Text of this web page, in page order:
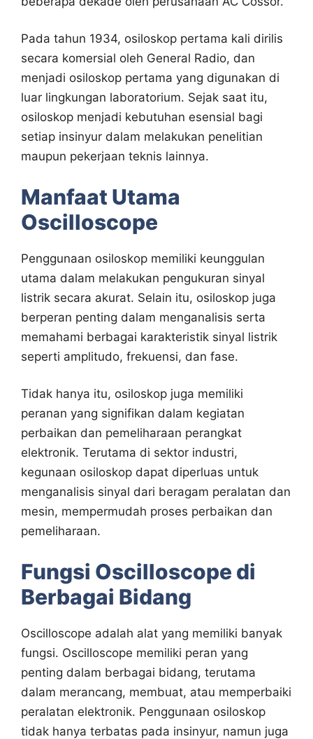
Pada tahun 1934, osiloskop pertama kali dirilis
secara komersial oleh General Radio, dan
menjadi osiloskop pertama yang digunakan di
luar lingkungan laboratorium. Sejak saat itu,
osiloskop menjadi kebutuhan esensial bagi
setiap insinyur dalam melakukan penelitian
maupun pekerjaan teknis lainnya.
Manfaat Utama
Oscilloscope
Penggunaan osiloskop memiliki keunggulan
utama dalam melakukan pengukuran sinyal
listrik secara akurat. Selain itu, osiloskop juga
berperan penting dalam menganalisis serta
memahami berbagai karakteristik sinyal listrik
seperti amplitudo, frekuensi, dan fase.
Tidak hanya itu, osiloskop juga memiliki
peranan yang signifikan dalam kegiatan
perbaikan dan pemeliharaan perangkat
elektronik. Terutama di sektor industri,
kegunaan osiloskop dapat diperluas untuk
menganalisis sinyal dari beragam peralatan dan
mesin, mempermudah proses perbaikan dan
pemeliharaan.
Fungsi Oscilloscope di
Berbagai Bidang
Oscilloscope adalah alat yang memiliki banyak
fungsi. Oscilloscope memiliki peran yang
penting dalam berbagai bidang, terutama
dalam merancang, membuat, atau memperbaiki
peralatan elektronik. Penggunaan osiloskop
tidak hanya terbatas pada insinyur, namun juga